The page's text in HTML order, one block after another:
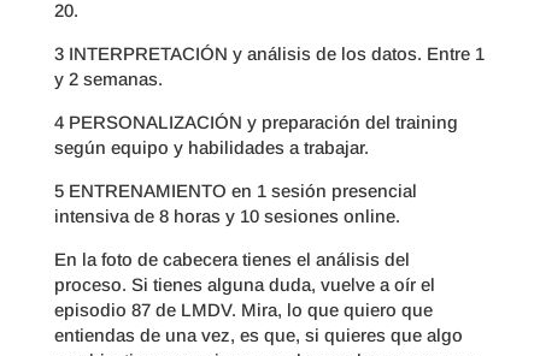
20.
3 INTERPRETACIÓN y análisis de los datos. Entre 1
y 2 semanas.
4 PERSONALIZACIÓN y preparación del training
según equipo y habilidades a trabajar.
5 ENTRENAMIENTO en 1 sesión presencial
intensiva de 8 horas y 10 sesiones online.
En la foto de cabecera tienes el análisis del
proceso. Si tienes alguna duda, vuelve a oír el
episodio 87 de LMDV. Mira, lo que quiero que
entiendas de una vez, es que, si quieres que algo